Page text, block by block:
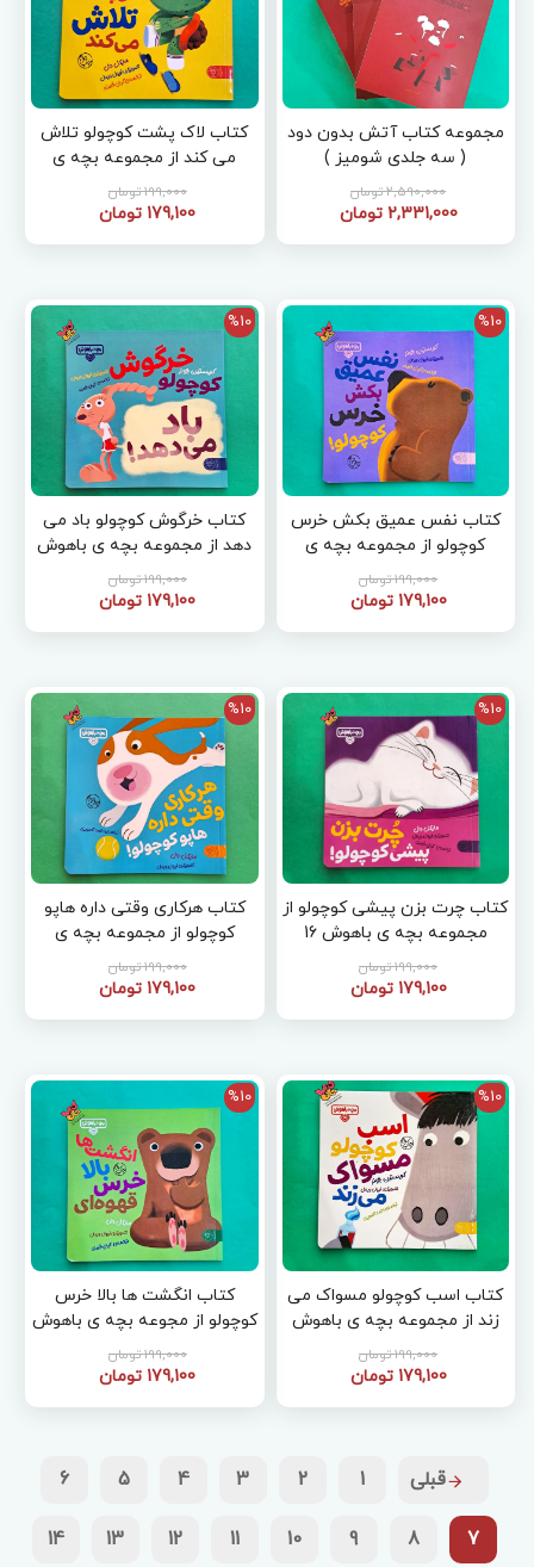
مجموعه کتاب آتش بدون دود
( سه جلدی شومیز )
2,590,000 تومان
2,331,000 تومان
کتاب لاک پشت کوچولو تلاش
می کند از مجموعه بچه ی
باهوش 18
199,000 تومان
179,100 تومان
%10
کتاب نفس عمیق بکش خرس
کوچولو از مجموعه بچه ی
باهوش 19
199,000 تومان
179,100 تومان
%10
کتاب خرگوش کوچولو باد می
دهد از مجموعه بچه ی باهوش
20199,000 تومان
179,100 تومان
%10
کتاب چرت بزن پیشی کوچولو از
مجموعه بچه ی باهوش 16
199,000 تومان
179,100 تومان
%10
کتاب هرکاری وقتی داره هاپو
کوچولو از مجموعه بچه ی
باهوش 17
199,000 تومان
179,100 تومان
%10
کتاب اسب کوچولو مسواک می
زند از مجموعه بچه ی باهوش
15199,000 تومان
179,100 تومان
%10
کتاب انگشت ها بالا خرس
کوچولو از مجوعه بچه ی باهوش
14199,000 تومان
179,100 تومان
قبلی 1
2
3
4
5
6
7
8
9
10
11
12
13
14